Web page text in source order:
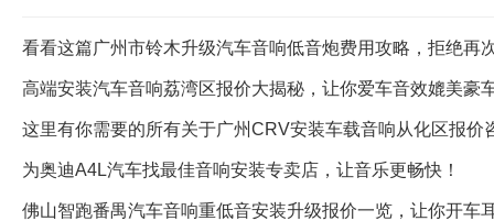
看看这篇广州市铃木升级汽车音响低音炮费用攻略，拒绝再
高端安装汽车音响荔湾区报价大揭秘，让你爱车音效媲美豪
这里有你需要的所有关于广州CRV安装车载音响从化区报价
为奥迪A4L汽车找最佳音响安装专卖店，让音乐更畅快！
佛山智跑番禺汽车音响重低音安装升级报价一览，让你开车